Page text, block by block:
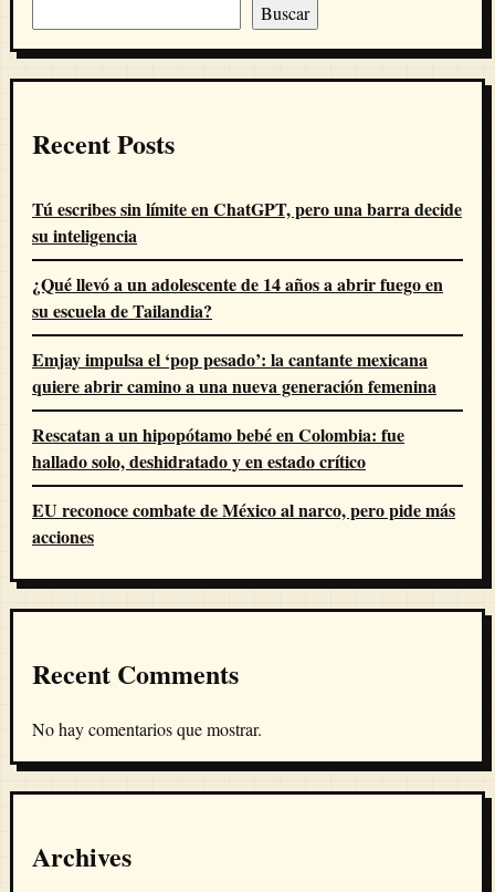
Buscar
Recent Posts
Tú escribes sin límite en ChatGPT, pero una barra decide
su inteligencia
¿Qué llevó a un adolescente de 14 años a abrir fuego en
su escuela de Tailandia?
Emjay impulsa el ‘pop pesado’: la cantante mexicana
quiere abrir camino a una nueva generación femenina
Rescatan a un hipopótamo bebé en Colombia: fue
hallado solo, deshidratado y en estado crítico
EU reconoce combate de México al narco, pero pide más
acciones
Recent Comments
No hay comentarios que mostrar.
Archives